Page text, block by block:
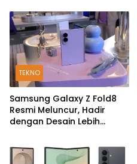
TEKNO
Samsung Galaxy Z Fold8
Resmi Meluncur, Hadir
dengan Desain Lebih